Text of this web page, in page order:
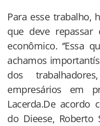
Para esse trabalho,
que deve
econômico. ‘’Essa
achamos
dos
empresários em
Lacerda.De acordo
do Dieese, Roberto